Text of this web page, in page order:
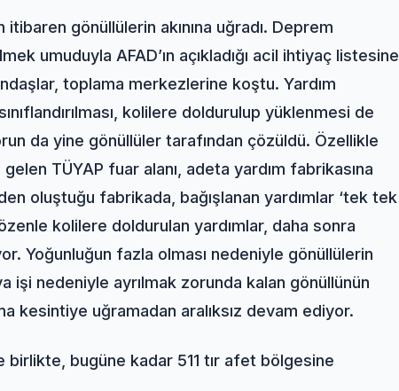
gönüllülerin akınına uğradı. Deprem
umuduyla AFAD’ın açıkladığı acil ihtiyaç listesine
toplama merkezlerine koştu. Yardım
kolilere doldurulup yüklenmesi de
da yine gönüllüler tarafından çözüldü. Özellikle
TÜYAP fuar alanı, adeta yardım fabrikasına
oluştuğu fabrikada, bağışlanan yardımlar ‘tek tek
özenle kolilere doldurulan yardımlar, daha sonra
Yoğunluğun fazla olması nedeniyle gönüllülerin
işi nedeniyle ayrılmak zorunda kalan gönüllünün
kesintiye uğramadan aralıksız devam ediyor.
birlikte, bugüne kadar 511 tır afet bölgesine